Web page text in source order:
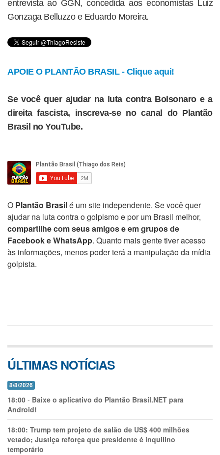
entrevista ao GGN, concedida aos economistas Luiz
Gonzaga Belluzzo e Eduardo Moreira.
APOIE O PLANTÃO BRASIL - Clique aqui!
Se você quer ajudar na luta contra Bolsonaro e a
direita fascista, inscreva-se no canal do Plantão
Brasil no YouTube.
O Plantão Brasilé um site independente. Se você quer
ajudar na luta contra o golpismo e por um Brasil melhor,
compartilhe com seus amigos e em grupos de
Facebook e WhatsApp. Quanto mais gente tiver acesso
às informações, menos poder terá a manipulação da mídia
golpista.
ÚLTIMAS NOTÍCIAS
8/8/2026
18:00 - Baixe o aplicativo do Plantão Brasil.NET para
Android!
18:00: Trump tem projeto de salão de US$ 400 milhões
vetado; Justiça reforça que presidente é inquilino
temporário